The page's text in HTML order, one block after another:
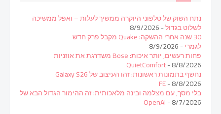
נתח השוק של טלפוני היוקרה ממשיך לעלות – ואפל ממשיכה
לשלוט בגדול- 8/9/2026
30 שנה אחרי ההשקה: Quake מקבל פרק חדש
לגמרי- 8/9/2026
פחות רעשים, יותר איכות: Bose משדרגת את אוזניות
QuietComfort- 8/8/2026
נחשף בתמונות ראשונות: זהו העיצוב של Galaxy S26
FE- 8/8/2026
בלי מסך, עם מצלמה ובינה מלאכותית: זה ההימור הגדול הבא של
OpenAI- 8/7/2026